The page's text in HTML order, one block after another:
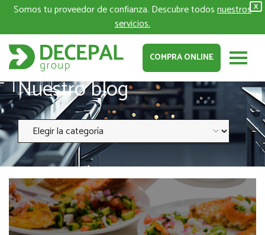
X
Somos tu proveedor de confianza. Descubre todosnuestros
servicios.
COMPRA ONLINE
Nuestro blog